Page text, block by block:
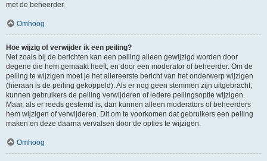
met de beheerder.
Omhoog
Hoe wijzig of verwijder ik een peiling?
Net zoals bij de berichten kan een peiling alleen gewijzigd worden door
degene die hem gemaakt heeft, en door een moderator of beheerder. Om de
peiling te wijzigen moet je het allereerste bericht van het onderwerp wijzigen
(hieraan is de peiling gekoppeld). Als er nog geen stemmen zijn uitgebracht,
kunnen gebruikers de peiling verwijderen of iedere peilingsoptie wijzigen.
Maar, als er reeds gestemd is, dan kunnen alleen moderators of beheerders
hem wijzigen of verwijderen. Dit om te voorkomen dat gebruikers een peiling
maken en deze daarna vervalsen door de opties te wijzigen.
Omhoog